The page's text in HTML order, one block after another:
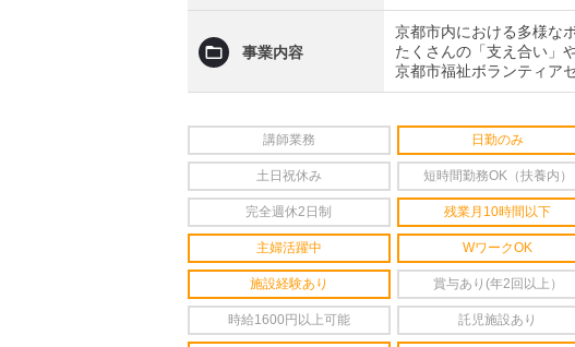
事業内容
京都市内における多様な
たくさんの「支え合い」
京都市福祉ボランティア
講師業務 日勤のみ
土日祝休み 短時間勤務OK（扶養内）
完全週休2日制 残業月10時間以下
主婦活躍中 WワークOK
施設経験あり 賞与あり(年2回以上）
時給1600円以上可能 託児施設あり